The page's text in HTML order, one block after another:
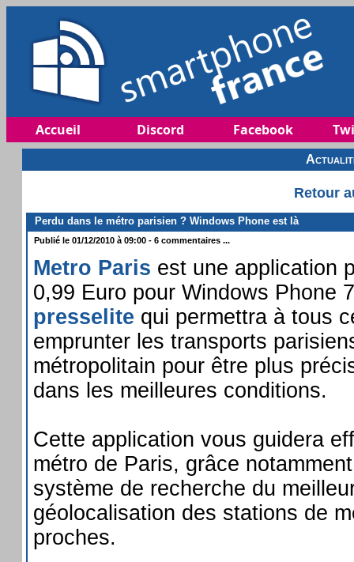
Accueil Discord Facebook
Retour
Perdu dans le métro parisien ? Windows Phone est là
Publié le 01/12/2010 à 09:00 - 6 commentaires ...
Metro Paris est une application
0,99 Euro pour Windows Phone
presselite qui permettra à tous
emprunter les transports
métropolitain pour être plus
dans les meilleures conditions.
Cette application vous guidera
métro de Paris, grâce
système de recherche du
géolocalisation des stations de
proches.